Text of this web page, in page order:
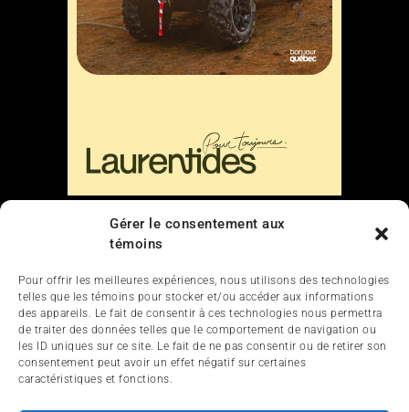
Gérer le consentement aux
témoins
Pour offrir les meilleures expériences, nous utilisons des technologies
telles que les témoins pour stocker et/ou accéder aux informations
des appareils. Le fait de consentir à ces technologies nous permettra
de traiter des données telles que le comportement de navigation ou
les ID uniques sur ce site. Le fait de ne pas consentir ou de retirer son
consentement peut avoir un effet négatif sur certaines
caractéristiques et fonctions.
Nous contacter